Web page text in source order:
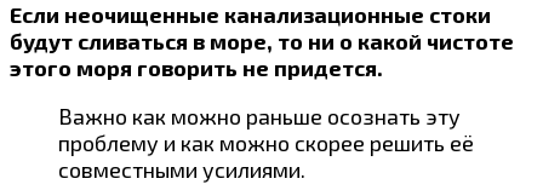
Если неочищенные канализационные стоки
будут сливаться в море, то ни о какой чистоте
этого моря говорить не придется.
Важно как можно раньше осознать эту
проблему и как можно скорее решить её
совместными усилиями.